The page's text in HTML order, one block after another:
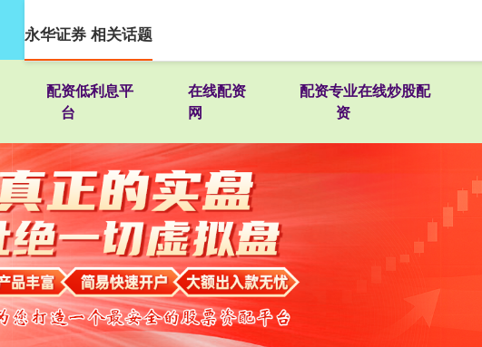
配资低利息平
台
在线配资
网
配资专业在线炒股配
资
永华证券 相关话题